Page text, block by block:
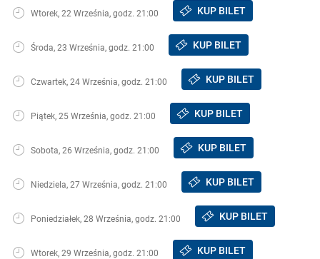
Wtorek, 22 Września, godz. 21:00 KUP BILET
Środa, 23 Września, godz. 21:00 KUP BILET
Czwartek, 24 Września, godz. 21:00 KUP BILET
Piątek, 25 Września, godz. 21:00 KUP BILET
Sobota, 26 Września, godz. 21:00 KUP BILET
Niedziela, 27 Września, godz. 21:00 KUP BILET
Poniedziałek, 28 Września, godz. 21:00 KUP BILET
Wtorek, 29 Września, godz. 21:00 KUP BILET